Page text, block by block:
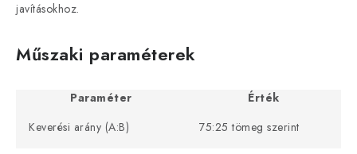
javításokhoz.
Műszaki paraméterek
Paraméter
Érték
Keverési arány (A:B)
75:25 tömeg szerint